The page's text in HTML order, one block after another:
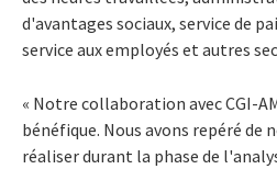
d'avantages sociaux, service de
service aux employés et autres
« Notre collaboration avec CGI-
bénéfique. Nous avons repéré de
réaliser durant la phase de